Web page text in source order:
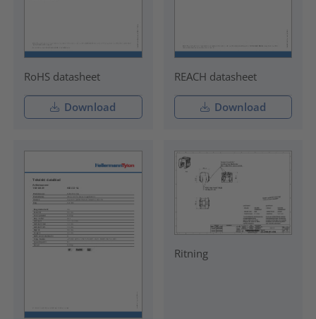
RoHS datasheet
Download
REACH datasheet
Download
Ritning